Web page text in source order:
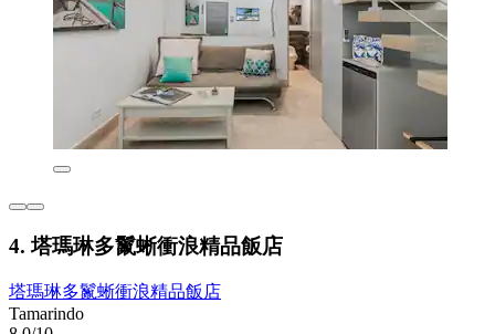
4. 塔瑪琳多鬣蜥衝浪精品飯店
塔瑪琳多鬣蜥衝浪精品飯店
Tamarindo